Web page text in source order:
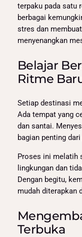
terpaku pada satu
berbagai
stres dan
menyenangkan
Belajar
Ritme
Setiap destinasi
Ada tempat yang
dan santai.
bagian penting
Proses ini melatih
lingkungan dan
Dengan begitu,
mudah diterapkan
Terbuka